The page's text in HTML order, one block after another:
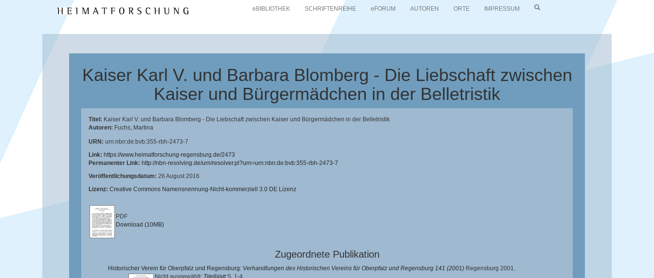
eBIBLIOTHEK SCHRIFTENREIHE eFORUM AUTOREN ORTE IMPRESSUM
Kaiser Karl V. und Barbara Blomberg - Die Liebschaft zwischen
Kaiser und Bürgermädchen in der Belletristik
Titel: Kaiser Karl V. und Barbara Blomberg - Die Liebschaft zwischen Kaiser und Bürgermädchen in der Belletristik
Autoren: Fuchs, Martina
URN: urn:nbn:de:bvb:355-rbh-2473-7
Link: https://www.heimatforschung-regensburg.de/2473
Permanenter Link: http://nbn-resolving.de/urn/resolver.pl?urn=urn:nbn:de:bvb:355-rbh-2473-7
Veröffentlichungsdatum: 26 August 2016
Lizenz: Creative Commons Namensnennung-Nicht-kommerziell 3.0 DE Lizenz
PDF
Download (10MB)
Zugeordnete Publikation
Historischer Verein für Oberpfalz und Regensburg: Verhandlungen des Historischen Vereins für Oberpfalz und Regensburg 141 (2001) Regensburg 2001.
Nicht ausgewählt: TitelblattS. 1-4.